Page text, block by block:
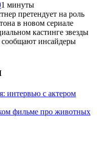
1 минуты
претендует на роль
в новом сериале
кастинге звезды
сообщают инсайдеры
интервью с актером
фильме про животных